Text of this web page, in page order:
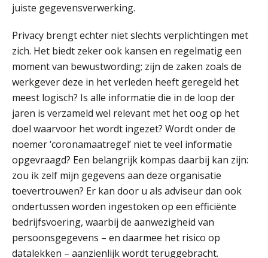
juiste gegevensverwerking.
Privacy brengt echter niet slechts verplichtingen met
zich. Het biedt zeker ook kansen en regelmatig een
moment van bewustwording; zijn de zaken zoals de
werkgever deze in het verleden heeft geregeld het
meest logisch? Is alle informatie die in de loop der
jaren is verzameld wel relevant met het oog op het
doel waarvoor het wordt ingezet? Wordt onder de
noemer ‘coronamaatregel’ niet te veel informatie
opgevraagd? Een belangrijk kompas daarbij kan zijn:
zou ik zelf mijn gegevens aan deze organisatie
toevertrouwen? Er kan door u als adviseur dan ook
ondertussen worden ingestoken op een efficiënte
bedrijfsvoering, waarbij de aanwezigheid van
persoonsgegevens – en daarmee het risico op
datalekken – aanzienlijk wordt teruggebracht.